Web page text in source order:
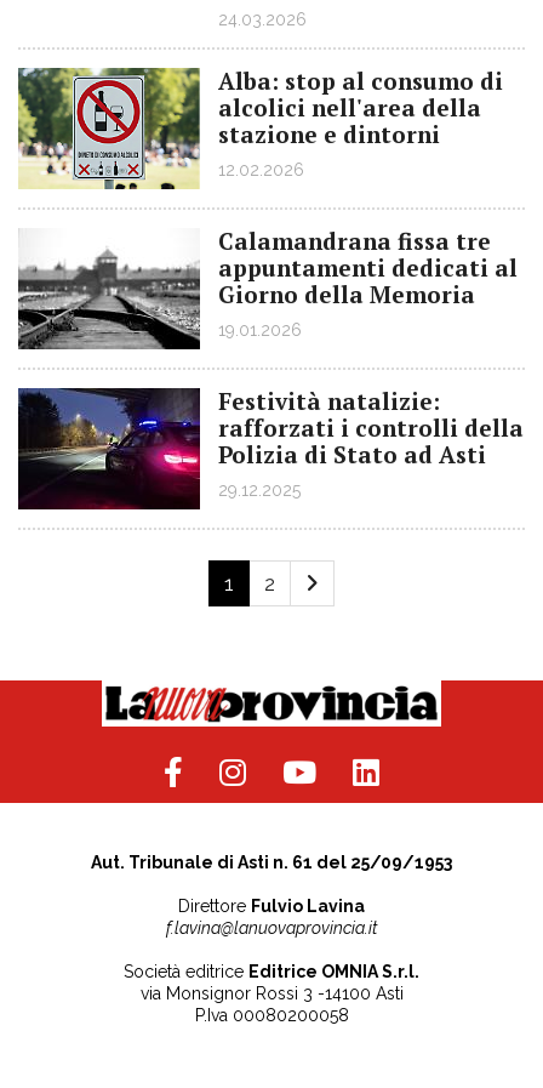
24.03.2026
Alba: stop al consumo di
alcolici nell'area della
stazione e dintorni
12.02.2026
Calamandrana fissa tre
appuntamenti dedicati al
Giorno della Memoria
19.01.2026
Festività natalizie:
rafforzati i controlli della
Polizia di Stato ad Asti
29.12.2025
1 2
Aut. Tribunale di Asti n. 61 del 25/09/1953
Direttore Fulvio Lavina
f.lavina@lanuovaprovincia.it
Società editrice Editrice OMNIA S.r.l.
via Monsignor Rossi 3 -14100 Asti
P.Iva 00080200058